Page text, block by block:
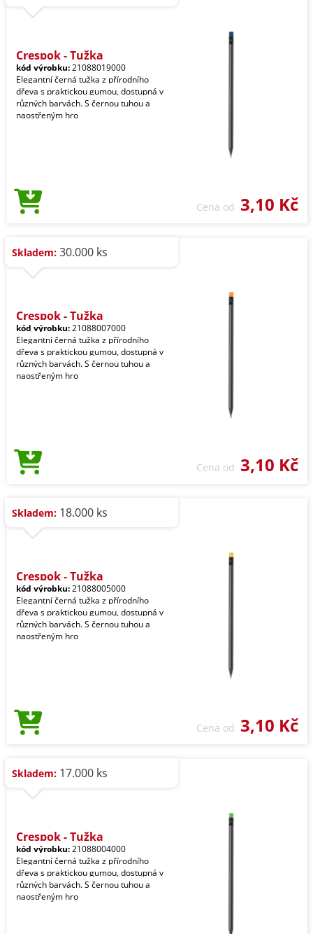
Crespok - Tužka
kód výrobku:21088019000
Elegantní černá tužka z přírodního
dřeva s praktickou gumou, dostupná v
různých barvách. S černou tuhou a
naostřeným hro
Cena od 3,10 Kč
Skladem: 30.000 ks
Crespok - Tužka
kód výrobku:21088007000
Elegantní černá tužka z přírodního
dřeva s praktickou gumou, dostupná v
různých barvách. S černou tuhou a
naostřeným hro
Cena od 3,10 Kč
Skladem: 18.000 ks
Crespok - Tužka
kód výrobku:21088005000
Elegantní černá tužka z přírodního
dřeva s praktickou gumou, dostupná v
různých barvách. S černou tuhou a
naostřeným hro
Cena od 3,10 Kč
Skladem: 17.000 ks
Crespok - Tužka
kód výrobku:21088004000
Elegantní černá tužka z přírodního
dřeva s praktickou gumou, dostupná v
různých barvách. S černou tuhou a
naostřeným hro